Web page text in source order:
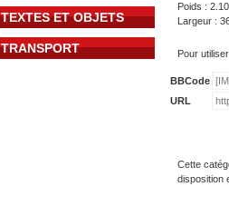
TEXTES ET OBJETS
TRANSPORT
Poids :
Largeur :
Pour
BBCode
URL
Cette
disposition